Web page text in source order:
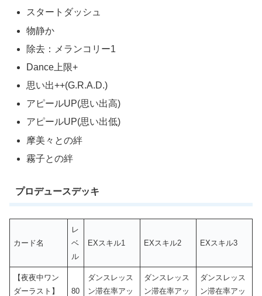
スタートダッシュ
物静か
除去：メランコリー1
Dance上限+
思い出++(G.R.A.D.)
アピールUP(思い出高)
アピールUP(思い出低)
摩美々との絆
霧子との絆
プロデュースデッキ
カード名
レ
ベ
ル
EXスキル1 EXスキル2 EXスキル3
【夜夜中ワン
ダーラスト】
80
ダンスレッス
ン滞在率アッ
ダンスレッス
ン滞在率アッ
ダンスレッス
ン滞在率アッ